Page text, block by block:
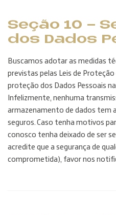
Seção 10 -
dos Dados
Buscamos adotar as medidas
previstas pelas Leis de
proteção dos Dados Pessoais
Infelizmente, nenhuma
armazenamento de dados tem
seguros. Caso tenha motivos
conosco tenha deixado de ser
acredite que a segurança de
comprometida), favor nos